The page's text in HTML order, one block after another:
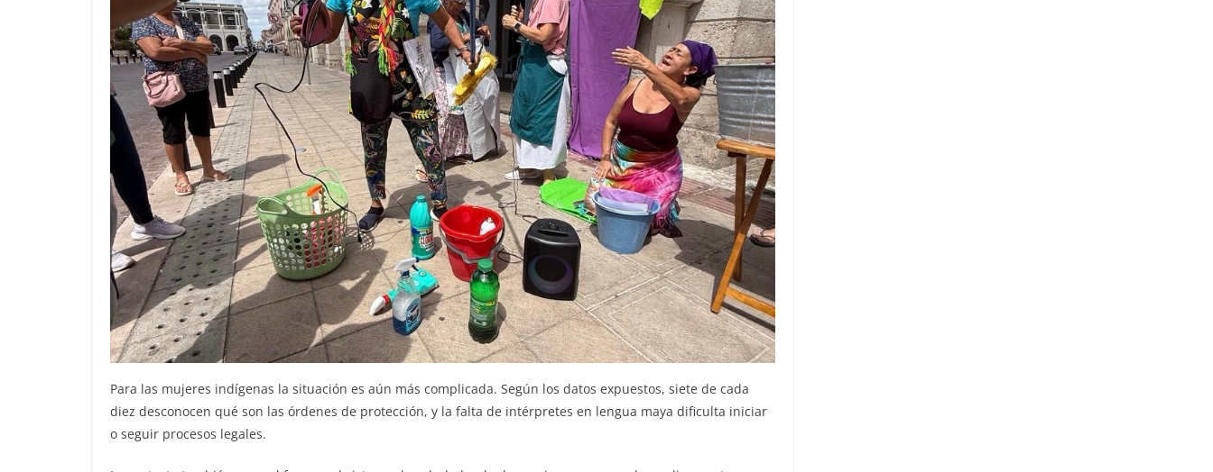
Para las mujeres indígenas la situación es aún más complicada. Según los datos expuestos, siete de cada
diez desconocen qué son las órdenes de protección, y la falta de intérpretes en lengua maya dificulta iniciar
o seguir procesos legales.